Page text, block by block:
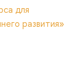
для
развития»